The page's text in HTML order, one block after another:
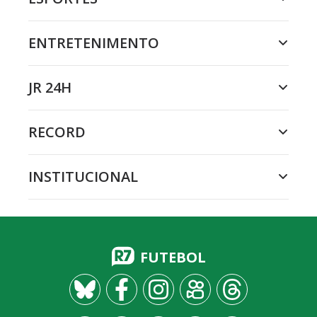
ENTRETENIMENTO
JR 24H
RECORD
INSTITUCIONAL
FUTEBOL